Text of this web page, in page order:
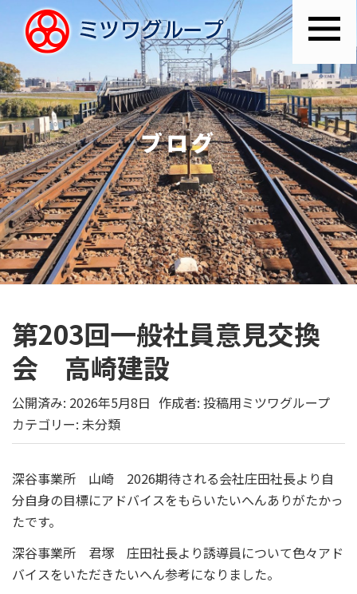
ブログ
第203回一般社員意見交換
会 高崎建設
公開済み: 2026年5月8日 作成者: 投稿用ミツワグループ
カテゴリー: 未分類
深谷事業所 山崎 2026期待される会社庄田社長より自
分自身の目標にアドバイスをもらいたいへんありがたかっ
たです。
深谷事業所 君塚 庄田社長より誘導員について色々アド
バイスをいただきたいへん参考になりました。